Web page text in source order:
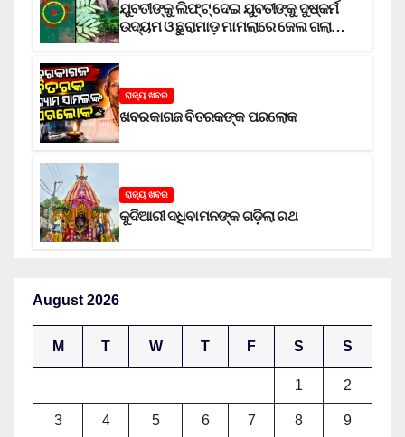
ଯୁବତୀଙ୍କୁ ଲିଫ୍‌ଟ୍‌ ଦେଇ ଯୁବତୀଙ୍କୁ ଦୁଷ୍କର୍ମ
ଉଦ୍ୟମ ଓ ଛୁରାମାଡ଼ ମାମଲାରେ ଜେଲ ଗଲା
ରାଜ୍ୟ ଖବର
ଖବରକାଗଜ ବିତରକଙ୍କ ପରଲୋକ
ରାଜ୍ୟ ଖବର
କୁଦିଆରୀ ଦଧିବାମନଙ୍କ ଗଡ଼ିଲା ରଥ
August 2026
M T W T F S S
1 2
3 4 5 6 7 8 9